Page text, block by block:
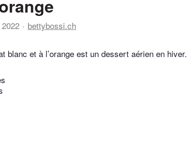
bettybossi.ch
blanc et à l’orange est un dessert aérien en hiver.